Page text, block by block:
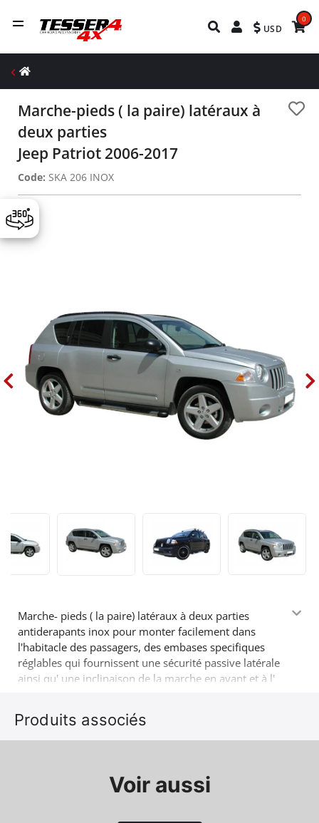
USD
0
Marche-pieds ( la paire) latéraux à
deux parties
Jeep Patriot 2006-2017
Code: SKA 206 INOX
Marche- pieds ( la paire) latéraux à deux parties
antiderapants inox pour monter facilement dans
l'habitacle des passagers, des embases specifiques
réglables qui fournissent une sécurité passive latérale
ainsi qu' une inclinaison de la marche en avant et à l'
perçage ni soudure) Un produit 4X4 de plus qui vient
s'ajouter dans la gamme déjà réussie des accessoires
Tessera4x4.
Produits associés
Voir aussi